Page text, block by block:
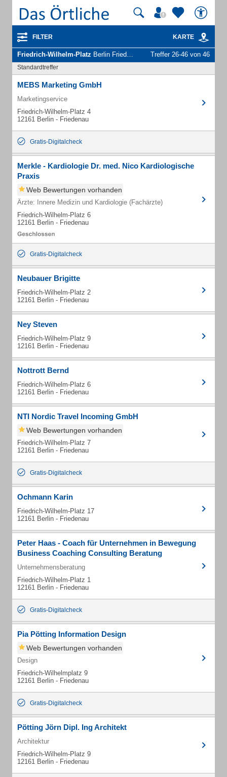
FILTER KARTE
Friedrich-Wilhelm-Platz Berlin Friedenau - Unternehmen und Personen Treffer 26-46 von 46
Standardtreffer
MEBS Marketing GmbH
Marketingservice
Friedrich-Wilhelm-Platz 4
12161 Berlin - Friedenau
Gratis-Digitalcheck
Merkle - Kardiologie Dr. med. Nico Kardiologische
Praxis
Web Bewertungen vorhanden
Ärzte: Innere Medizin und Kardiologie (Fachärzte)
Friedrich-Wilhelm-Platz 6
12161 Berlin - Friedenau
Gratis-Digitalcheck
Neubauer Brigitte
Friedrich-Wilhelm-Platz 2
12161 Berlin - Friedenau
Ney Steven
Friedrich-Wilhelm-Platz 9
12161 Berlin - Friedenau
Nottrott Bernd
Friedrich-Wilhelm-Platz 6
12161 Berlin - Friedenau
NTI Nordic Travel Incoming GmbH
Web Bewertungen vorhanden
Friedrich-Wilhelm-Platz 7
12161 Berlin - Friedenau
Gratis-Digitalcheck
Ochmann Karin
Friedrich-Wilhelm-Platz 17
12161 Berlin - Friedenau
Peter Haas - Coach für Unternehmen in Bewegung
Business Coaching Consulting Beratung
Unternehmensberatung
Friedrich-Wilhelm-Platz 1
12161 Berlin - Friedenau
Gratis-Digitalcheck
Pia Pötting Information Design
Web Bewertungen vorhanden
Design
Friedrich-Wilhelmplatz 9
12161 Berlin - Friedenau
Gratis-Digitalcheck
Pötting Jörn Dipl. Ing Architekt
Architektur
Friedrich-Wilhelm-Platz 9
12161 Berlin - Friedenau